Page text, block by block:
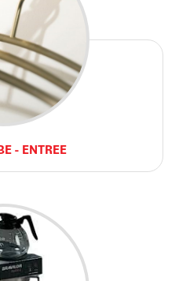
- ENTREE